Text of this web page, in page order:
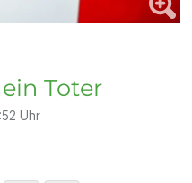
Toter
Uhr